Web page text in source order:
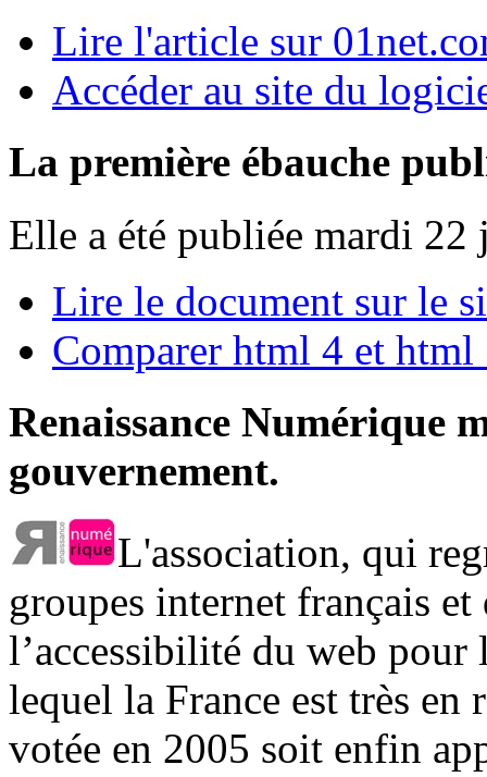
Lire l'article sur
Accéder au site du
La première ébauche
Elle a été publiée mardi
Lire le document sur le
Comparer html 4 et
Renaissance Numérique
gouvernement.
L'association, qui
groupes internet français
l’accessibilité du web pour
lequel la France est très
votée en 2005 soit enfin